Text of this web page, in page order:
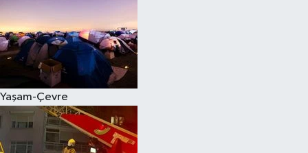
Yaşam-Çevre
Yaşam-Çevre